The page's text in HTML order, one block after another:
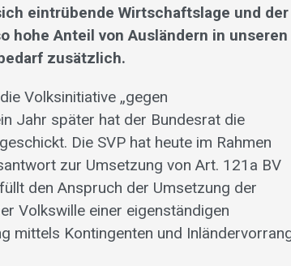
eintrübende Wirtschaftslage und der
hohe Anteil von Ausländern in unseren
zusätzlich.
Volksinitiative „gegen
Jahr später hat der Bundesrat die
Die SVP hat heute im Rahmen
zur Umsetzung von Art. 121a BV
den Anspruch der Umsetzung der
Volkswille einer eigenständigen
mittels Kontingenten und